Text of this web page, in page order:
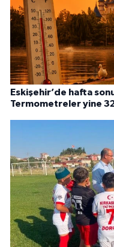
Eskişehir’de hafta
Termometreler yine